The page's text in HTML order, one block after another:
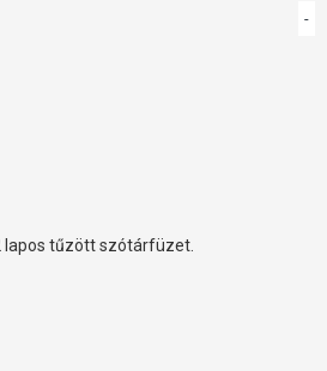
-
lapos tűzött szótárfüzet.